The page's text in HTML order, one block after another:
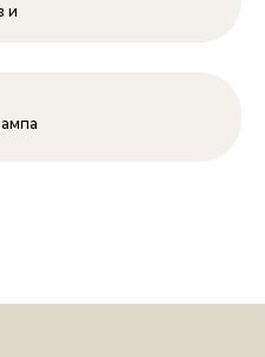
и